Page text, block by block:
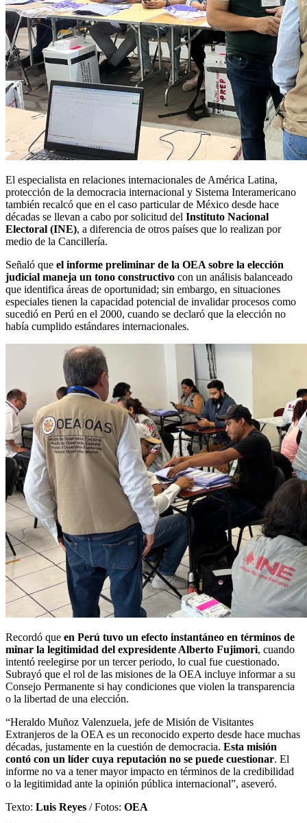
El especialista en relaciones internacionales de América Latina,
protección de la democracia internacional y Sistema Interamericano
también recalcó que en el caso particular de México desde hace
décadas se llevan a cabo por solicitud del Instituto Nacional
Electoral (INE), a diferencia de otros países que lo realizan por
medio de la Cancillería.
Señaló que el informe preliminar de la OEA sobre la elección
judicial maneja un tono constructivo con un análisis balanceado
que identifica áreas de oportunidad; sin embargo, en situaciones
especiales tienen la capacidad potencial de invalidar procesos como
sucedió en Perú en el 2000, cuando se declaró que la elección no
había cumplido estándares internacionales.
Recordó que en Perú tuvo un efecto instantáneo en términos de
minar la legitimidad del expresidente Alberto Fujimori, cuando
intentó reelegirse por un tercer periodo, lo cual fue cuestionado.
Subrayó que el rol de las misiones de la OEA incluye informar a su
Consejo Permanente si hay condiciones que violen la transparencia
o la libertad de una elección.
“Heraldo Muñoz Valenzuela, jefe de Misión de Visitantes
Extranjeros de la OEA es un reconocido experto desde hace muchas
décadas, justamente en la cuestión de democracia. Esta misión
contó con un líder cuya reputación no se puede cuestionar. El
informe no va a tener mayor impacto en términos de la credibilidad
o la legitimidad ante la opinión pública internacional”, aseveró.
Texto: Luis Reyes / Fotos: OEA